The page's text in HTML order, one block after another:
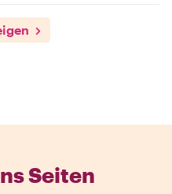
Seiten